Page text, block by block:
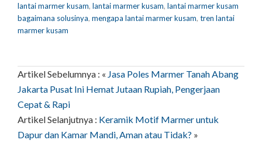
lantai marmer kusam, lantai marmer kusam, lantai marmer kusam
bagaimana solusinya, mengapa lantai marmer kusam, tren lantai
marmer kusam
Artikel Sebelumnya : « Jasa Poles Marmer Tanah Abang
Jakarta Pusat Ini Hemat Jutaan Rupiah, Pengerjaan
Cepat & Rapi
Artikel Selanjutnya : Keramik Motif Marmer untuk
Dapur dan Kamar Mandi, Aman atau Tidak? »